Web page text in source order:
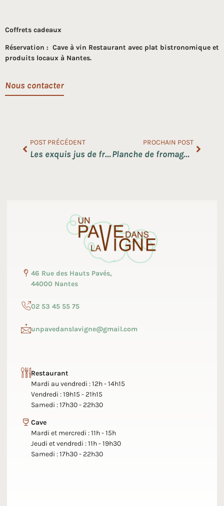
Coffrets cadeaux
Réservation : Cave à vin Restaurant avec plat bistronomique et
produits locaux à Nantes.
Nous contacter
POST PRÉCÉDENT
Les exquis jus de fruits d’Alain Milliat
PROCHAIN POST
Planche de fromage et charcuterie avec verre de vin
46 Rue des Hauts Pavés,
44000 Nantes
02 53 45 55 75
unpavedanslavigne@gmail.com
Restaurant
Mardi au vendredi : 12h - 14h15
Vendredi : 19h15 - 21h15
Samedi : 17h30 - 22h30
Cave
Mardi et mercredi : 11h - 15h
Jeudi et vendredi : 11h - 19h30
Samedi : 17h30 - 22h30